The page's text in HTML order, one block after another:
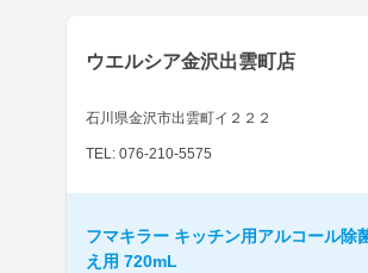
取扱店検索はこちら
ウエルシア金沢出雲町店
石川県金沢市出雲町イ２２２
TEL: 076-210-5575
フマキラー キッチン用アルコール除
え用 720mL